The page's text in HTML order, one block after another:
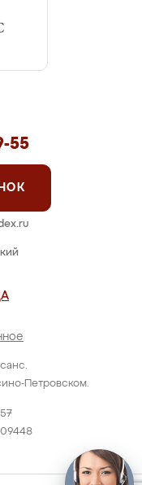
Петровском.
55